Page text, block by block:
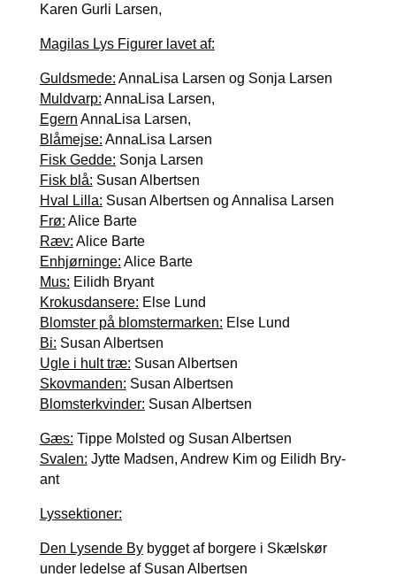
Karen Gur­li Lar­sen,
Magilas Lys Figu­rer lavet af:
Gulds­me­de: Anna­Lisa Lar­sen og Sonja Lar­sen
Muld­varp: Anna­Lisa Lar­sen,
Egern Anna­Lisa Lar­sen,
Blåm­ej­se: Anna­Lisa Lar­sen
Fisk Ged­de: Sonja Lar­sen
Fisk blå: Sus­an Albert­sen
Hval Lil­la: Sus­an Albert­sen og Anna­lisa Lar­sen
Frø: Ali­ce Bar­te
Ræv: Ali­ce Bar­te
Enhjør­nin­ge: Ali­ce Bar­te
Mus: Eil­idh Bry­ant
Kro­kus­dan­se­re: Else Lund
Blom­ster på blom­s­ter­mar­ken: Else Lund
Bi: Sus­an Albert­sen
Ugle i hult træ: Sus­an Albert­sen
Sko­v­man­den: Sus­an Albert­sen
Blom­ster­kvin­der: Sus­an Albert­sen
Gæs: Tip­pe Mol­sted og Sus­an Albert­sen
Sva­len: Jyt­te Mad­sen, Andrew Kim og Eil­idh Bry­
ant
Lys­sek­tio­ner:
Den Lysen­de Bybyg­get af bor­ge­re i Skæls­kør
under ledel­se af Sus­an Albert­sen